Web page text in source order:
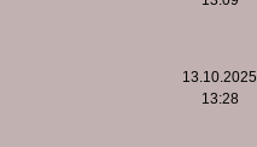
13.10.2025
13:28